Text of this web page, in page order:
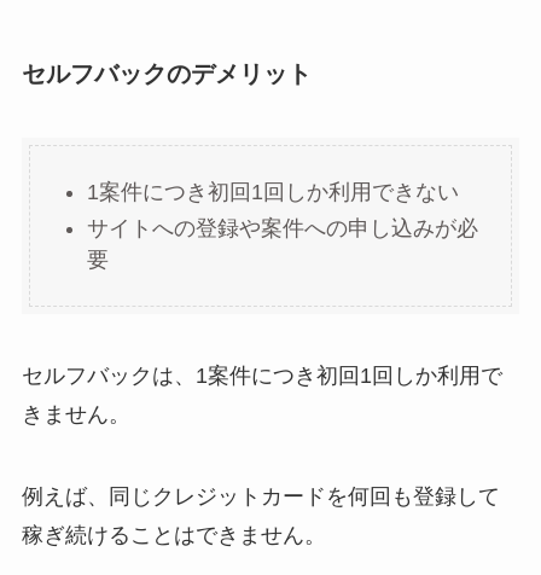
セルフバックのデメリット
1案件につき初回1回しか利用できない
サイトへの登録や案件への申し込みが必
要
セルフバックは、1案件につき初回1回しか利用で
きません。
例えば、同じクレジットカードを何回も登録して
稼ぎ続けることはできません。